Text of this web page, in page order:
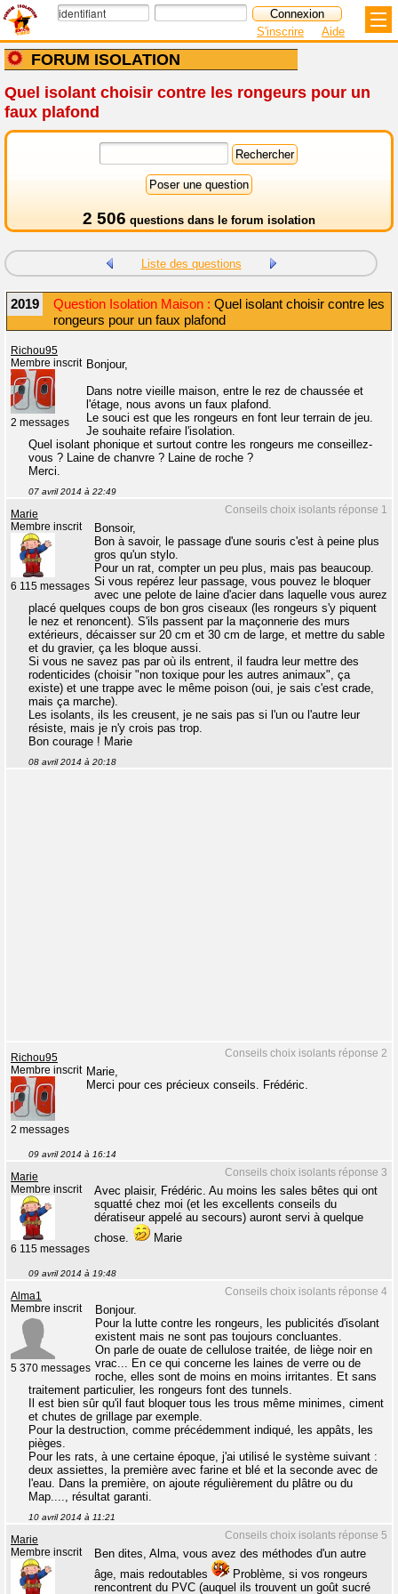
FORUM ISOLATION
S'inscrire Aide
Quel isolant choisir contre les rongeurs pour un
faux plafond
2 506 questions dans le forum isolation
Liste des questions
2019 Question Isolation Maison : Quel isolant choisir contre les
rongeurs pour un faux plafond
Richou95
Membre inscrit
2 messages
Bonjour,
Dans notre vieille maison, entre le rez de chaussée et
l'étage, nous avons un faux plafond.
Le souci est que les rongeurs en font leur terrain de jeu.
Je souhaite refaire l'isolation.
Quel isolant phonique et surtout contre les rongeurs me conseillez-
vous ? Laine de chanvre ? Laine de roche ?
Merci.
07 avril 2014 à 22:49
Conseils choix isolants réponse 1
Marie
Membre inscrit
6 115 messages
Bonsoir,
Bon à savoir, le passage d'une souris c'est à peine plus
gros qu'un stylo.
Pour un rat, compter un peu plus, mais pas beaucoup.
Si vous repérez leur passage, vous pouvez le bloquer
avec une pelote de laine d'acier dans laquelle vous aurez
placé quelques coups de bon gros ciseaux (les rongeurs s'y piquent
le nez et renoncent). S'ils passent par la maçonnerie des murs
extérieurs, décaisser sur 20 cm et 30 cm de large, et mettre du sable
et du gravier, ça les bloque aussi.
Si vous ne savez pas par où ils entrent, il faudra leur mettre des
rodenticides (choisir "non toxique pour les autres animaux", ça
existe) et une trappe avec le même poison (oui, je sais c'est crade,
mais ça marche).
Les isolants, ils les creusent, je ne sais pas si l'un ou l'autre leur
résiste, mais je n'y crois pas trop.
Bon courage ! Marie
08 avril 2014 à 20:18
Conseils choix isolants réponse 2
Richou95
Membre inscrit
2 messages
Marie,
Merci pour ces précieux conseils. Frédéric.
09 avril 2014 à 16:14
Conseils choix isolants réponse 3
Marie
Membre inscrit
6 115 messages
Avec plaisir, Frédéric. Au moins les sales bêtes qui ont
squatté chez moi (et les excellents conseils du
dératiseur appelé au secours) auront servi à quelque
chose.
Marie
09 avril 2014 à 19:48
Conseils choix isolants réponse 4
Alma1
Membre inscrit
5 370 messages
Bonjour.
Pour la lutte contre les rongeurs, les publicités d'isolant
existent mais ne sont pas toujours concluantes.
On parle de ouate de cellulose traitée, de liège noir en
vrac... En ce qui concerne les laines de verre ou de
roche, elles sont de moins en moins irritantes. Et sans
traitement particulier, les rongeurs font des tunnels.
Il est bien sûr qu'il faut bloquer tous les trous même minimes, ciment
et chutes de grillage par exemple.
Pour la destruction, comme précédemment indiqué, les appâts, les
pièges.
Pour les rats, à une certaine époque, j'ai utilisé le système suivant :
deux assiettes, la première avec farine et blé et la seconde avec de
l'eau. Dans la première, on ajoute régulièrement du plâtre ou du
Map...., résultat garanti.
10 avril 2014 à 11:21
Conseils choix isolants réponse 5
Marie
Membre inscrit
Ben dites, Alma, vous avez des méthodes d'un autre
âge, mais redoutables
Problème, si vos rongeurs
rencontrent du PVC (auquel ils trouvent un goût sucré